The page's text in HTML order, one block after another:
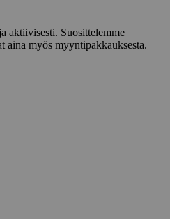
aktiivisesti. Suosittelemme
aina myös myyntipakkauksesta.